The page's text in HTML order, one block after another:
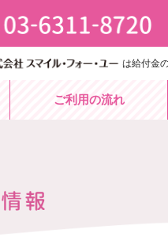
は給付金
ご利用の流れ